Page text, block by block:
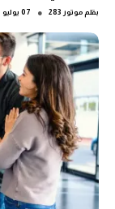
بقلم موتور 283 ● 07 يوليو 2026